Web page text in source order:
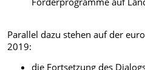
Parallel dazu stehen auf der
2019:
die Fortsetzung des